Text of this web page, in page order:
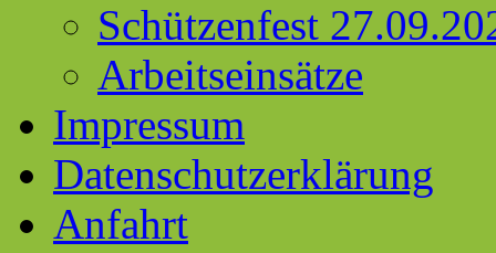
Schützenfest
Arbeitseinsätze
Impressum
Datenschutzerklärung
Anfahrt